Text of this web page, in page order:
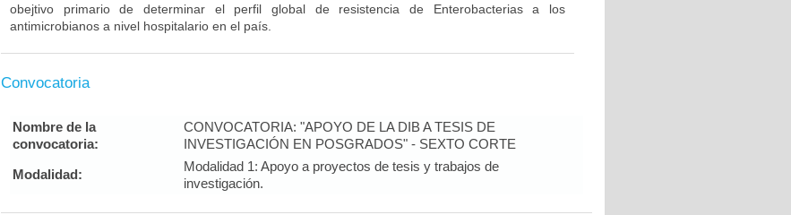
obejtivo primario de determinar el perfil global de resistencia de Enterobacterias a los
antimicrobianos a nivel hospitalario en el país.
Convocatoria
Nombre de la
convocatoria:
CONVOCATORIA: "APOYO DE LA DIB A TESIS DE
INVESTIGACIÓN EN POSGRADOS" - SEXTO CORTE
Modalidad:
Modalidad 1: Apoyo a proyectos de tesis y trabajos de
investigación.